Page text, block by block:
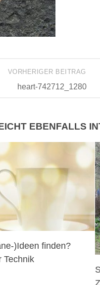
VORHERIGER BEITRAG
heart-742712_1280
EBENFALLS
)Ideen finden?
Technik